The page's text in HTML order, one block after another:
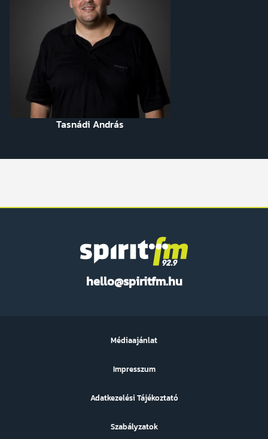
Tasnádi András
hello@spiritfm.hu
FM
Médiaajánlat
Impresszum
Adatkezelési Tájékoztató
Szabályzatok